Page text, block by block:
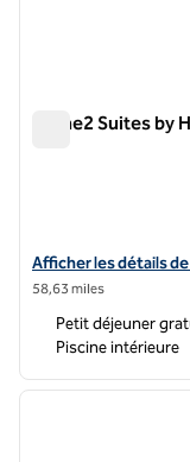
Home2 Suites by
Afficher les détails
Afficher les détails
58,63 miles
Petit déjeuner
Piscine intérieure
1 sur 12